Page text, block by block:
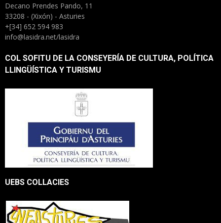
Decano Prendes Pando, 11
33208 - (Xixón) - Asturies
+[34] 652 594 983
info@lasidra.net/lasidra
COL SOFITU DE LA CONSEYERÍA DE CULTURA, POLÍTICA
LLINGÜÍSTICA Y TURISMU
UEBS COLLACIES